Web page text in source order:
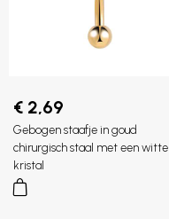
€ 2,69
Gebogen staafje in goud
chirurgisch staal met een witte
kristal